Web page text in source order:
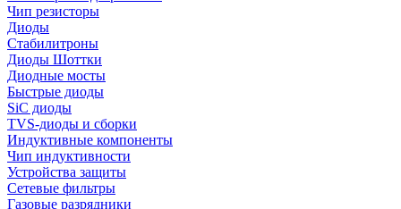
Чип резисторы
Диоды
Стабилитроны
Диоды Шоттки
Диодные мосты
Быстрые диоды
SiC диоды
TVS-диоды и сборки
Индуктивные компоненты
Чип индуктивности
Устройства защиты
Сетевые фильтры
Газовые разрядники